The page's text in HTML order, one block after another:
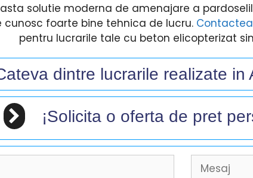
solutie moderna de amenajare a
foarte bine tehnica de lucru.
pentru lucrarile tale cu beton elicopterizat
dintre lucrarile realizate in
¡Solicita o oferta de pret